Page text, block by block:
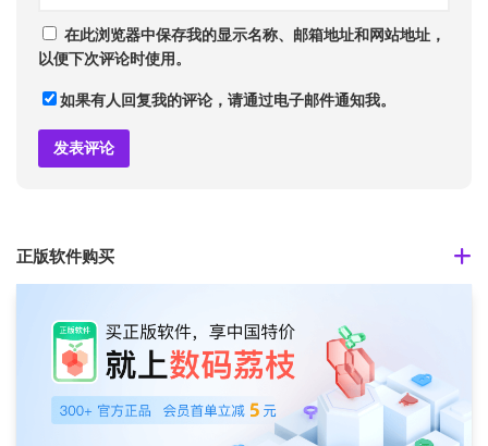
在此浏览器中保存我的显示名称、邮箱地址和网站地址，
以便下次评论时使用。
如果有人回复我的评论，请通过电子邮件通知我。
正版软件购买